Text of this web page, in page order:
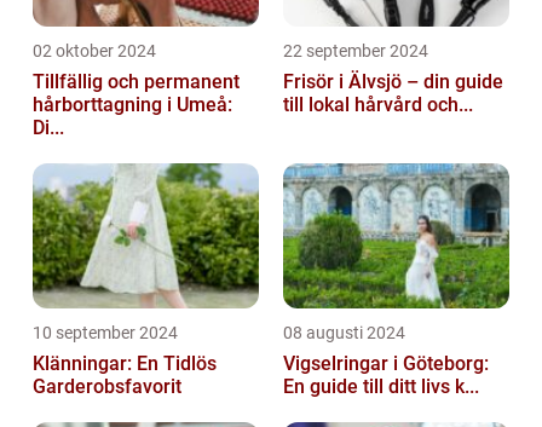
02 oktober 2024
Tillfällig och permanent
hårborttagning i Umeå:
Di...
22 september 2024
Frisör i Älvsjö – din guide
till lokal hårvård och...
10 september 2024
Klänningar: En Tidlös
Garderobsfavorit
08 augusti 2024
Vigselringar i Göteborg:
En guide till ditt livs k...